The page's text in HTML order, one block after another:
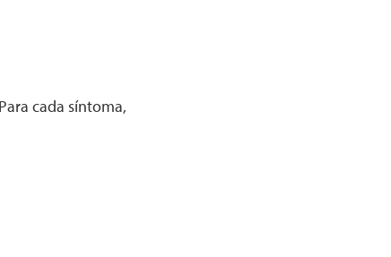
cada síntoma,